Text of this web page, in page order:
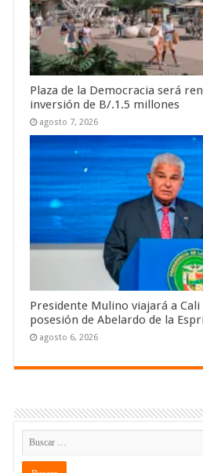
Plaza de la Democracia será
inversión de B/.1.5 millones
agosto 7, 2026
Presidente Mulino viajará a
posesión de Abelardo de la
agosto 6, 2026